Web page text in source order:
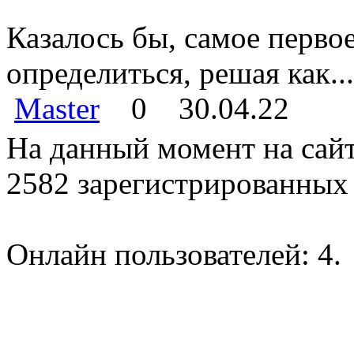
Казалось бы, самое
определиться, решая как...
Master
0
30.04.22
На данный момент на
2582 зарегистрированных
Онлайн пользователей: 4.